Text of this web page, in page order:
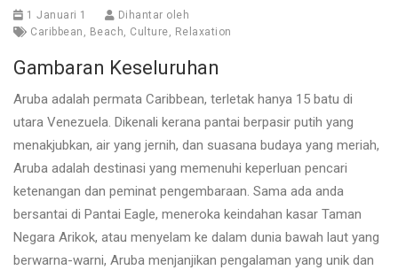
1 Januari 1
Dihantar oleh
Caribbean , Beach, Culture, Relaxation
Gambaran Keseluruhan
Aruba adalah permata Caribbean, terletak hanya 15 batu di
utara Venezuela. Dikenali kerana pantai berpasir putih yang
menakjubkan, air yang jernih, dan suasana budaya yang meriah,
Aruba adalah destinasi yang memenuhi keperluan pencari
ketenangan dan peminat pengembaraan. Sama ada anda
bersantai di Pantai Eagle, meneroka keindahan kasar Taman
Negara Arikok, atau menyelam ke dalam dunia bawah laut yang
berwarna-warni, Aruba menjanjikan pengalaman yang unik dan